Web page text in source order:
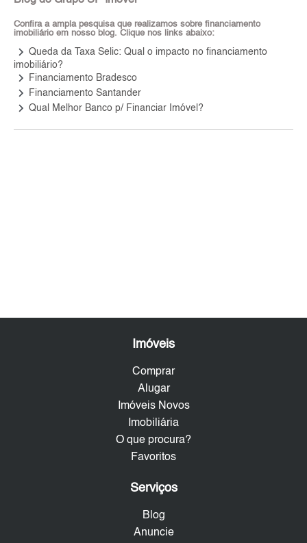
Confira a ampla pesquisa que realizamos sobre financiamento
imobiliário em nosso blog. Clique nos links abaixo:
keyboard_arrow_right Queda da Taxa Selic: Qual o impacto no financiamento
imobiliário?
keyboard_arrow_right Financiamento Bradesco
keyboard_arrow_right Financiamento Santander
keyboard_arrow_right Qual Melhor Banco p/ Financiar Imóvel?
Imóveis
Comprar
Alugar
Imóveis Novos
Imobiliária
O que procura?
Favoritos
Serviços
Blog
Anuncie